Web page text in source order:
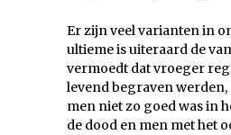
Er zijn veel varianten in
ultieme is uiteraard de
vermoedt dat vroeger
levend begraven
men niet zo goed was in
de dood en men met het